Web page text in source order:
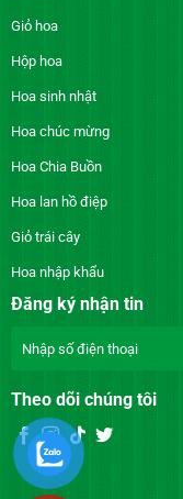
Giỏ hoa
Hộp hoa
Hoa sinh nhật
Hoa chúc mừng
Hoa Chia Buồn
Hoa lan hồ điệp
Giỏ trái cây
Hoa nhập khẩu
Đăng ký nhận tin
Theo dõi chúng tôi